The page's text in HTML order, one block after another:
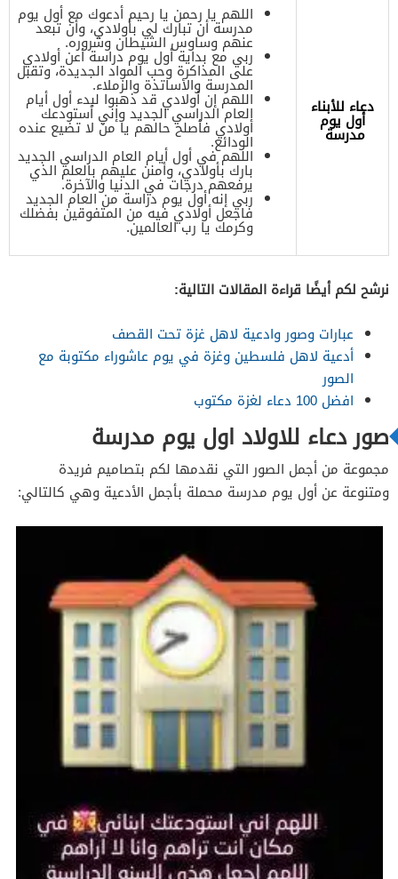
دعاء للأبناء
أول يوم
مدرسة
اللهم يا رحمن يا رحيم أدعوك مع أول يوم
مدرسة أن تبارك لي بأولادي، وأن تبعد
عنهم وساوس الشيطان وشروره.
ربي مع بداية أول يوم دراسة أعن أولادي
على المذاكرة وحب المواد الجديدة، وتقبل
المدرسة والأساتذة والزملاء.
اللهم إن أولادي قد ذهبوا لبدء أول أيام
العام الدراسي الجديد وإني أستودعك
أولادي فأصلح حالهم يا من لا تضيع عنده
الودائع.
اللهم في أول أيام العام الدراسي الجديد
بارك بأولادي، وأمنن عليهم بالعلم الذي
يرفعهم درجات في الدنيا والآخرة.
ربي إنه أول يوم دراسة من العام الجديد
فاجعل أولادي فيه من المتفوقين بفضلك
وكرمك يا رب العالمين.
نرشح لكم أيضًا قراءة المقالات التالية:
عبارات وصور وادعية لاهل غزة تحت القصف
أدعية لاهل فلسطين وغزة في يوم عاشوراء مكتوبة مع
الصور
افضل 100 دعاء لغزة مكتوب
صور دعاء للاولاد اول يوم مدرسة
مجموعة من أجمل الصور التي نقدمها لكم بتصاميم فريدة
ومتنوعة عن أول يوم مدرسة محملة بأجمل الأدعية وهي كالتالي: